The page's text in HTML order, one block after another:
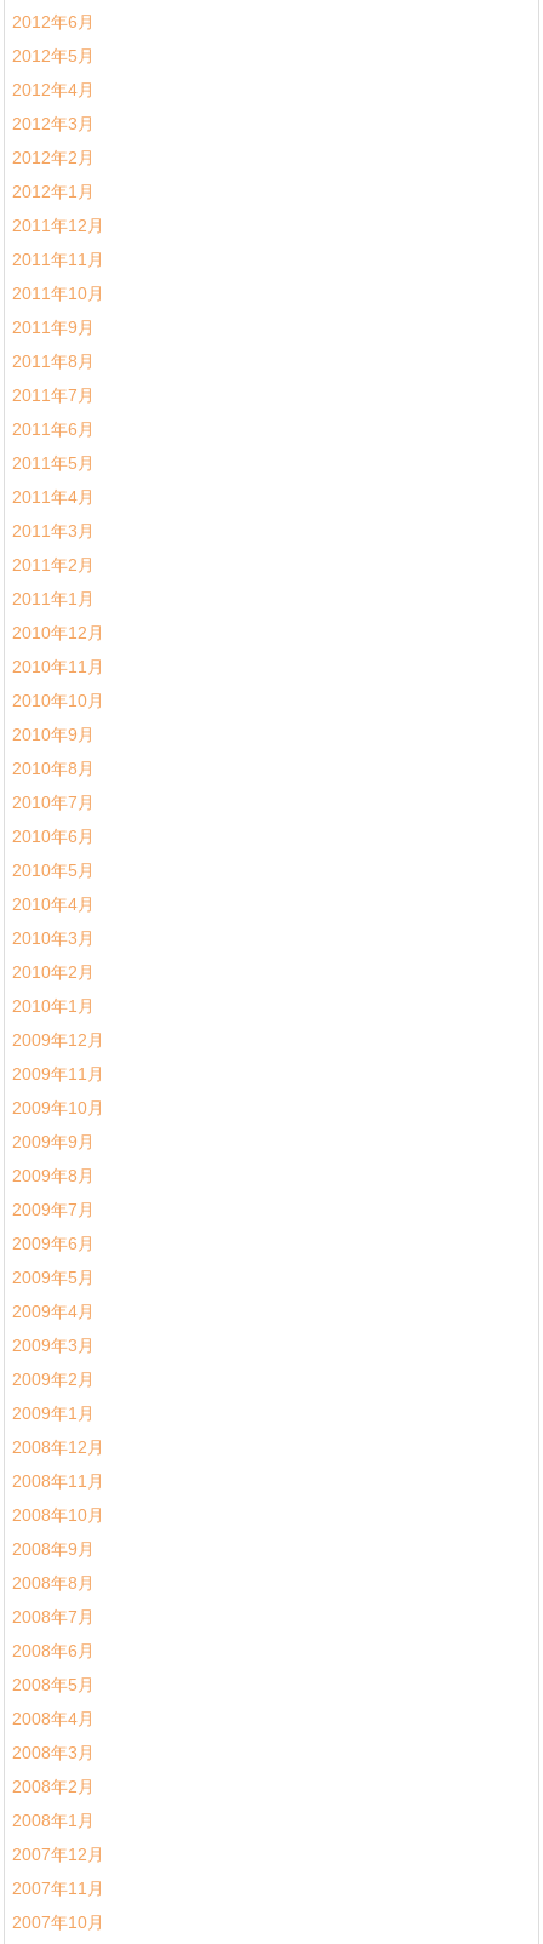
2012年6月
2012年5月
2012年4月
2012年3月
2012年2月
2012年1月
2011年12月
2011年11月
2011年10月
2011年9月
2011年8月
2011年7月
2011年6月
2011年5月
2011年4月
2011年3月
2011年2月
2011年1月
2010年12月
2010年11月
2010年10月
2010年9月
2010年8月
2010年7月
2010年6月
2010年5月
2010年4月
2010年3月
2010年2月
2010年1月
2009年12月
2009年11月
2009年10月
2009年9月
2009年8月
2009年7月
2009年6月
2009年5月
2009年4月
2009年3月
2009年2月
2009年1月
2008年12月
2008年11月
2008年10月
2008年9月
2008年8月
2008年7月
2008年6月
2008年5月
2008年4月
2008年3月
2008年2月
2008年1月
2007年12月
2007年11月
2007年10月